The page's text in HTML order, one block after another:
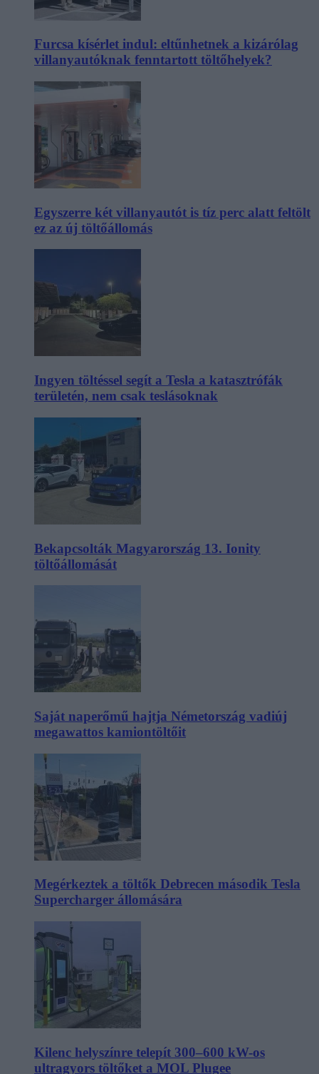
Furcsa kísérlet indul: eltűnhetnek a kizárólag
villanyautóknak fenntartott töltőhelyek?
Egyszerre két villanyautót is tíz perc alatt feltölt
ez az új töltőállomás
Ingyen töltéssel segít a Tesla a katasztrófák
területén, nem csak teslásoknak
Bekapcsolták Magyarország 13. Ionity
töltőállomását
Saját naperőmű hajtja Németország vadiúj
megawattos kamiontöltőit
Megérkeztek a töltők Debrecen második Tesla
Supercharger állomására
Kilenc helyszínre telepít 300–600 kW-os
ultragyors töltőket a MOL Plugee